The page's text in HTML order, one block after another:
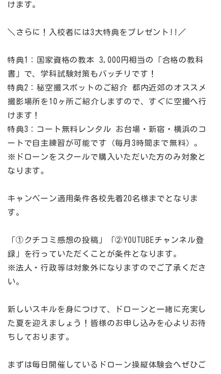
けます。
＼さらに！入校者には3大特典をプレゼント!!／
特典1：国家資格の教本 3,000円相当の「合格の教科
書」で、学科試験対策もバッチリです！
特典2：秘空撮スポットのご紹介 都内近郊のオススメ
撮影場所を10ヶ所ご紹介しますので、すぐに空撮へ行
けます！
特典3：コート無料レンタル お台場・新宿・横浜のコ
ートで自主練習が可能です（毎月3時間まで無料）。
※ドローンをスクールで購入いただいた方のみ対象と
なります。
キャンペーン適用条件各校先着20名様までとなりま
す。
「①クチコミ感想の投稿」「②YOUTUBEチャンネル登
録」を行っていただくことが条件となります。
※法人・行政等は対象外になりますのでご了承くださ
い。
新しいスキルを身につけて、ドローンと一緒に充実し
た夏を迎えましょう！皆様のお申し込みを心よりお待
ちしております。
まずは毎日開催しているドローン操縦体験会へぜひご